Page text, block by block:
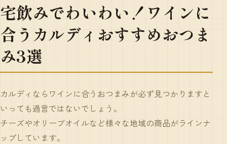
宅飲みでわいわい！ワインに
合うカルディおすすめおつま
み3選
カルディならワインに合うおつまみが必ず見つかりますと
いっても過言ではないでしょう。
チーズやオリーブオイルなど様々な地域の商品がラインナ
ップしています。